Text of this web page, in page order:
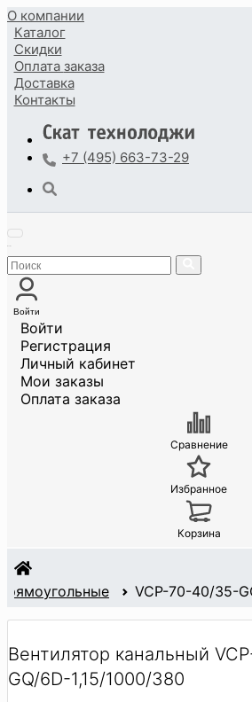
О компании
Каталог
Скидки
Оплата заказа
Доставка
Контакты
+7 (495) 663-73-29
Войти
Войти
Регистрация
Личный кабинет
Мои заказы
Оплата заказа
Сравнение
Избранное
Корзина
VCP-70-40/35-
Вентилятор канальный
GQ/6D-1,15/1000/380